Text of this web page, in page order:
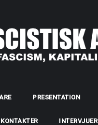
PRESENTATION
INTERVJUER